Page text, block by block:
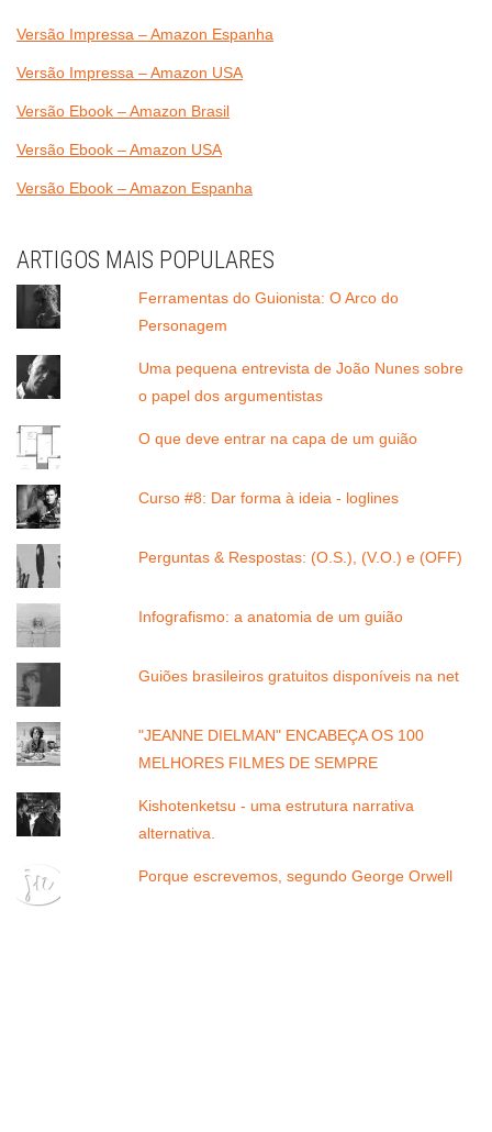
Versão Impressa – Amazon Espanha
Versão Impressa – Amazon USA
Versão Ebook – Amazon Brasil
Versão Ebook – Amazon USA
Versão Ebook – Amazon Espanha
ARTIGOS MAIS POPULARES
Ferramentas do Guionista: O Arco do
Personagem
Uma pequena entrevista de João Nunes sobre
o papel dos argumentistas
O que deve entrar na capa de um guião
Curso #8: Dar forma à ideia - loglines
Perguntas & Respostas: (O.S.), (V.O.) e (OFF)
Infografismo: a anatomia de um guião
Guiões brasileiros gratuitos disponíveis na net
"JEANNE DIELMAN" ENCABEÇA OS 100
MELHORES FILMES DE SEMPRE
Kishotenketsu - uma estrutura narrativa
alternativa.
Porque escrevemos, segundo George Orwell